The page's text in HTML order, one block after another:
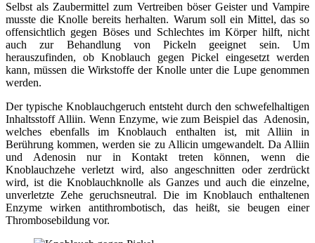
Selbst als Zaubermittel zum Vertreiben böser Geister und Vampire
musste die Knolle bereits herhalten. Warum soll ein Mittel, das so
offensichtlich gegen Böses und Schlechtes im Körper hilft, nicht
auch zur Behandlung von Pickeln geeignet sein. Um
herauszufinden, ob Knoblauch gegen Pickel eingesetzt werden
kann, müssen die Wirkstoffe der Knolle unter die Lupe genommen
werden.
Der typische Knoblauchgeruch entsteht durch den schwefelhaltigen
Inhaltsstoff Alliin. Wenn Enzyme, wie zum Beispiel das Adenosin,
welches ebenfalls im Knoblauch enthalten ist, mit Alliin in
Berührung kommen, werden sie zu Allicin umgewandelt. Da Alliin
und Adenosin nur in Kontakt treten können, wenn die
Knoblauchzehe verletzt wird, also angeschnitten oder zerdrückt
wird, ist die Knoblauchknolle als Ganzes und auch die einzelne,
unverletzte Zehe geruchsneutral. Die im Knoblauch enthaltenen
Enzyme wirken antithrombotisch, das heißt, sie beugen einer
Thrombosebildung vor.